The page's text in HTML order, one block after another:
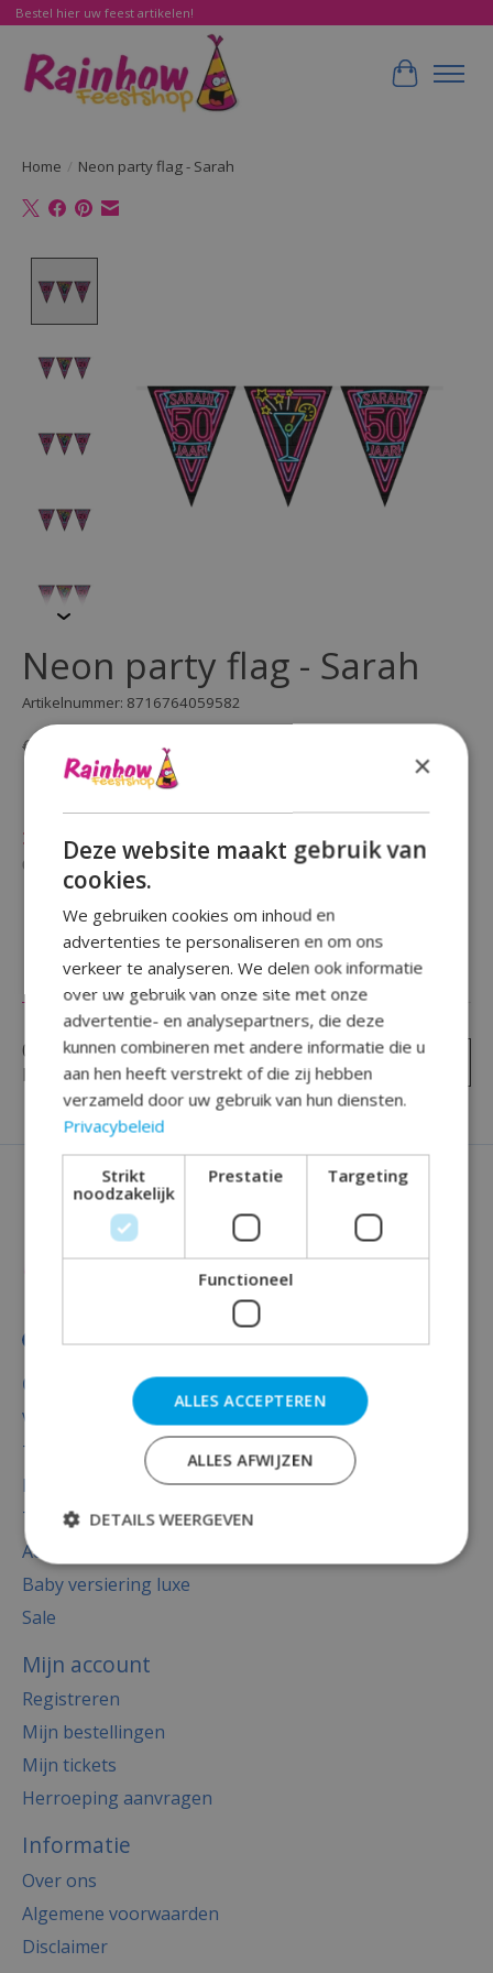
Bestel hier uw feest artikelen!
Home / Neon party flag - Sarah
Neon party flag - Sarah
Artikelnummer: 8716764059582
€2,99 Incl. btw
De beoordeling van dit product is0van de 5
(0)
Niet op voorraad
Beschikbaarheid in de winkel controleren
Reviews (0)
0 sterren op basis van0
beoordelingen
Je beoordeling toevoegen
Categorieën
Versiering
Totaal thema feest
Decoratie
Thema's
Accessoires
Baby versiering luxe
Sale
Mijn account
Registreren
Mijn bestellingen
Mijn tickets
Herroeping aanvragen
Informatie
Over ons
Algemene voorwaarden
Disclaimer
×
Deze website maakt gebruik van
cookies.
We gebruiken cookies om inhoud en
advertenties te personaliseren en om ons
verkeer te analyseren. We delen ook informatie
over uw gebruik van onze site met onze
advertentie- en analysepartners, die deze
kunnen combineren met andere informatie die u
aan hen heeft verstrekt of die zij hebben
verzameld door uw gebruik van hun diensten.
Privacybeleid
Strikt
noodzakelijk
Prestatie Targeting
Functioneel
ALLES ACCEPTEREN
ALLES AFWIJZEN
DETAILS WEERGEVEN